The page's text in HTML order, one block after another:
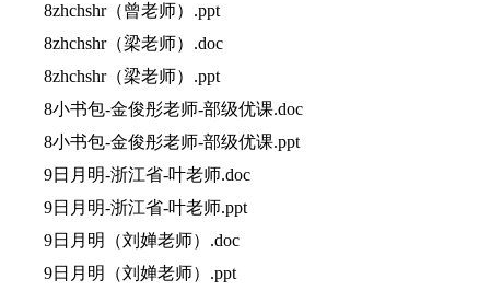
8zhchshr（曾老师）.ppt
8zhchshr（梁老师）.doc
8zhchshr（梁老师）.ppt
8小书包-金俊彤老师-部级优课.doc
8小书包-金俊彤老师-部级优课.ppt
9日月明-浙江省-叶老师.doc
9日月明-浙江省-叶老师.ppt
9日月明（刘婵老师）.doc
9日月明（刘婵老师）.ppt